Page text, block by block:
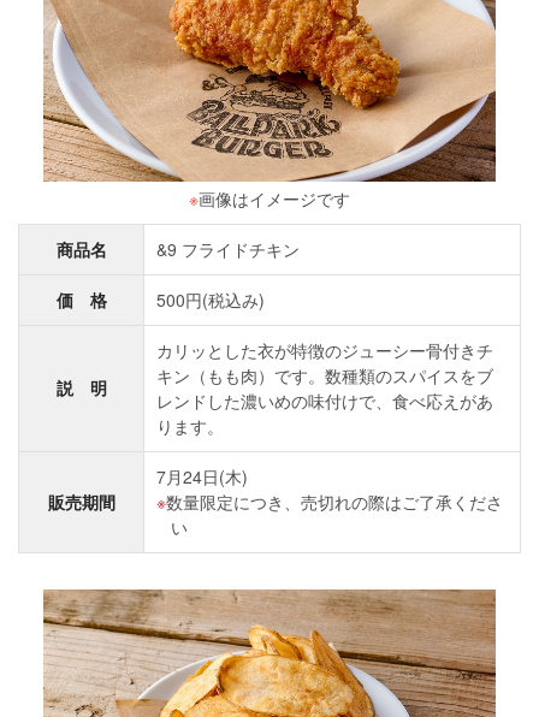
※画像はイメージです
商品名 &9 フライドチキン
価 格 500円(税込み)
説 明
カリッとした衣が特徴のジューシー骨付きチ
キン（もも肉）です。数種類のスパイスをブ
レンドした濃いめの味付けで、食べ応えがあ
ります。
販売期間
7月24日(木)
数量限定につき、売切れの際はご了承くださ
い